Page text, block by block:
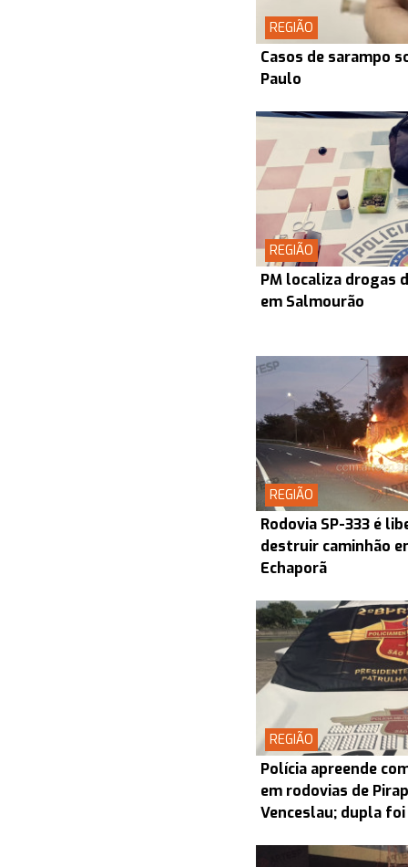
REGIÃO
Casos de sarampo
Paulo
REGIÃO
PM localiza drogas
em Salmourão
REGIÃO
Rodovia SP-333 é
destruir caminhão
Echaporã
REGIÃO
Polícia apreende
em rodovias de
Venceslau; dupla